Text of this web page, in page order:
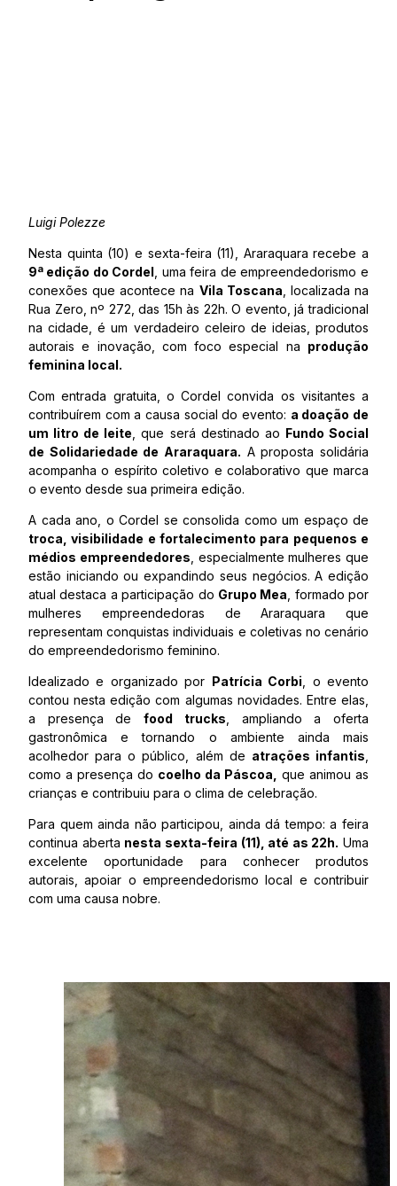
Luigi Polezze
Nesta quinta (10) e sexta-feira (11), Araraquara recebe a
9ª edição do Cordel , uma feira de empreendedorismo e
conexões que acontece na Vila Toscana , localizada na
Rua Zero, nº 272, das 15h às 22h. O evento, já tradicional
na cidade, é um verdadeiro celeiro de ideias, produtos
autorais e inovação, com foco especial na produção
feminina local.
Com entrada gratuita, o Cordel convida os visitantes a
contribuírem com a causa social do evento: a doação de
um litro de leite , que será destinado ao Fundo Social
de Solidariedade de Araraquara. A proposta solidária
acompanha o espírito coletivo e colaborativo que marca
o evento desde sua primeira edição.
A cada ano, o Cordel se consolida como um espaço de
troca, visibilidade e fortalecimento para pequenos e
médios empreendedores , especialmente mulheres que
estão iniciando ou expandindo seus negócios. A edição
atual destaca a participação do Grupo Mea , formado por
mulheres empreendedoras de Araraquara que
representam conquistas individuais e coletivas no cenário
do empreendedorismo feminino.
Idealizado e organizado por Patrícia Corbi , o evento
contou nesta edição com algumas novidades. Entre elas,
a presença defood trucks , ampliando a oferta
gastronômica e tornando o ambiente ainda mais
acolhedor para o público, além de atrações infantis
como a presença do coelho da Páscoa,
que animou as
crianças e contribuiu para o clima de celebração.
Para quem ainda não participou, ainda dá tempo: a feira
continua aberta nesta sexta-feira (11), até as 22h. Uma
excelente oportunidade para conhecer produtos
autorais, apoiar o empreendedorismo local e contribuir
com uma causa nobre.